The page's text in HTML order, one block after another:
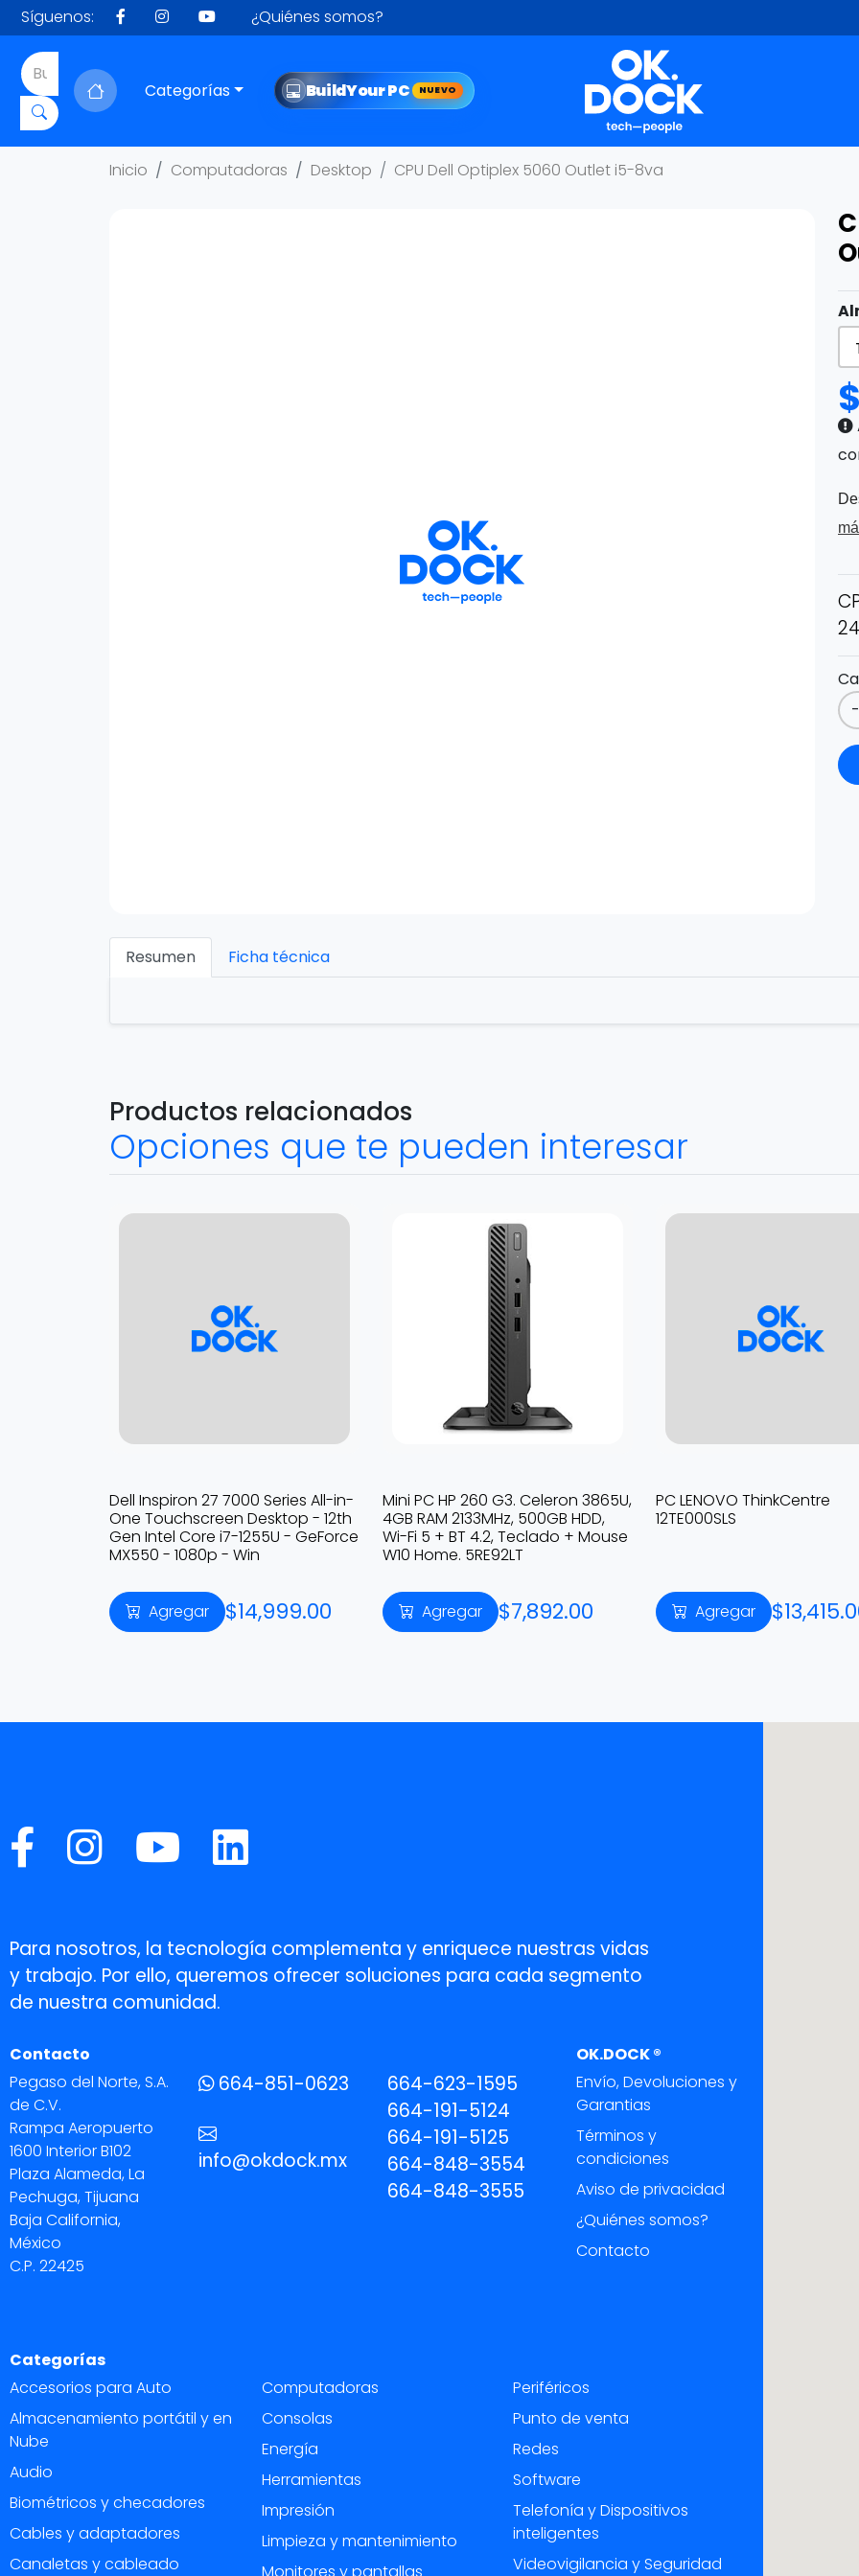
Síguenos: ¿Quiénes somos?
Categorías BuildYour PC NUEVO
Inicio Computadoras Desktop CPU Dell Optiplex 5060 Outlet i5-8va
-
Resumen Ficha técnica
Productos relacionados
Opciones que te pueden interesar
Dell Inspiron 27 7000 Series All-in-
One Touchscreen Desktop - 12th
Gen Intel Core i7-1255U - GeForce
MX550 - 1080p - Win
Agregar $14,999.00
Mini PC HP 260 G3. Celeron 3865U,
4GB RAM 2133MHz, 500GB HDD,
Wi-Fi 5 + BT 4.2, Teclado + Mouse
W10 Home. 5RE92LT
Agregar $7,892.00
PC LENOVO ThinkCentre
12TE000SLS
Agregar
Para nosotros, la tecnología complementa y enriquece nuestras vidas
y trabajo. Por ello, queremos ofrecer soluciones para cada segmento
de nuestra comunidad.
Contacto
Pegaso del Norte, S.A.
de C.V.
Rampa Aeropuerto
1600 Interior B102
Plaza Alameda, La
Pechuga, Tijuana
Baja California,
México
C.P. 22425
664-851-0623
info@okdock.mx
664-623-1595
664-191-5124
664-191-5125
664-848-3554
664-848-3555
OK.DOCK ®
Envío, Devoluciones y
Garantias
Términos y
condiciones
Aviso de privacidad
¿Quiénes somos?
Contacto
Categorías
Accesorios para Auto
Almacenamiento portátil y en
Nube
Audio
Biométricos y checadores
Cables y adaptadores
Canaletas y cableado
Computadoras
Consolas
Energía
Herramientas
Impresión
Limpieza y mantenimiento
Periféricos
Punto de venta
Redes
Software
Telefonía y Dispositivos
inteligentes
Videovigilancia y Seguridad